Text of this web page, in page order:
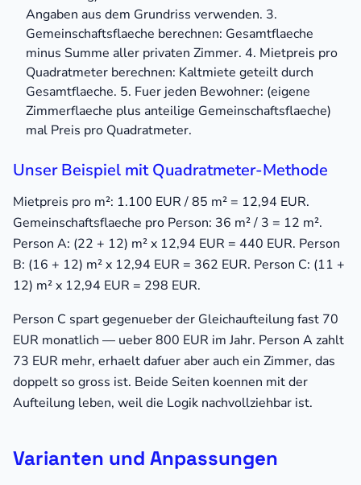
Angaben aus dem Grundriss verwenden. 3.
Gemeinschaftsflaeche berechnen: Gesamtflaeche
minus Summe aller privaten Zimmer. 4. Mietpreis pro
Quadratmeter berechnen: Kaltmiete geteilt durch
Gesamtflaeche. 5. Fuer jeden Bewohner: (eigene
Zimmerflaeche plus anteilige Gemeinschaftsflaeche)
mal Preis pro Quadratmeter.
Unser Beispiel mit Quadratmeter-Methode
Mietpreis pro m²: 1.100 EUR / 85 m² = 12,94 EUR.
Gemeinschaftsflaeche pro Person: 36 m² / 3 = 12 m².
Person A: (22 + 12) m² x 12,94 EUR = 440 EUR. Person
B: (16 + 12) m² x 12,94 EUR = 362 EUR. Person C: (11 +
12) m² x 12,94 EUR = 298 EUR.
Person C spart gegenueber der Gleichaufteilung fast 70
EUR monatlich — ueber 800 EUR im Jahr. Person A zahlt
73 EUR mehr, erhaelt dafuer aber auch ein Zimmer, das
doppelt so gross ist. Beide Seiten koennen mit der
Aufteilung leben, weil die Logik nachvollziehbar ist.
Varianten und Anpassungen